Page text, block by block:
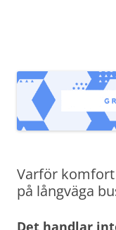
Varför
på långväga
Det handlar